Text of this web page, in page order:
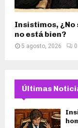
Insistimos, ¿No
no está bien?
5 agosto, 2026 0
Últimas